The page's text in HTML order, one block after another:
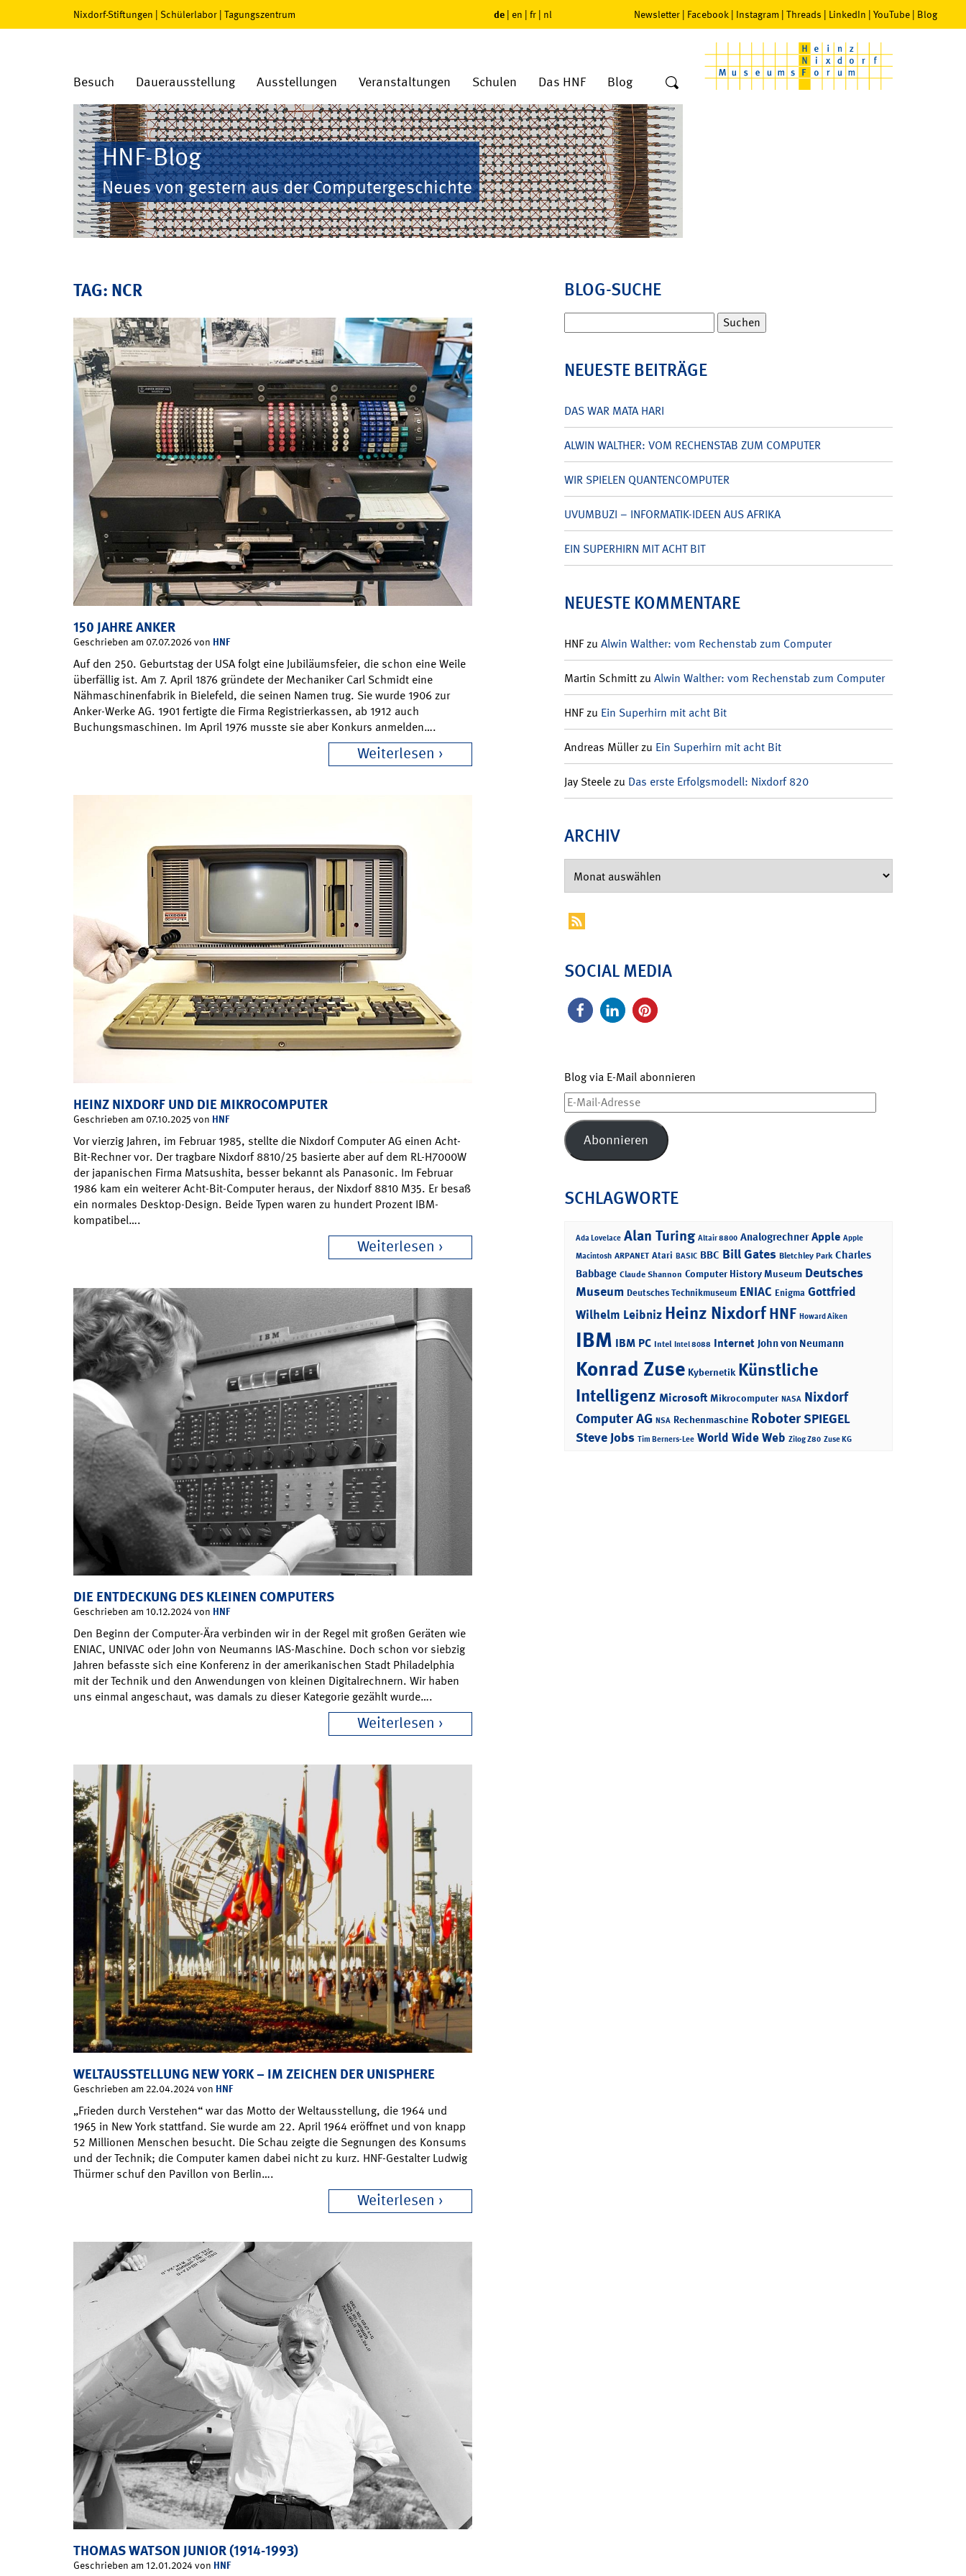
Nixdorf-Stiftungen | Schülerlabor | Tagungszentrum de | en | fr | nl Newsletter | Facebook | Instagram | Threads | LinkedIn | YouTube | Blog
Besuch Dauerausstellung Ausstellungen Veranstaltungen Schulen Das HNF Blog
HNF-Blog
Neues von gestern aus der Computergeschichte
TAG: NCR
150 JAHRE ANKER
Geschrieben am 07.07.2026 von HNF
Auf den 250. Geburtstag der USA folgt eine Jubiläumsfeier, die schon eine Weile
überfällig ist. Am 7. April 1876 gründete der Mechaniker Carl Schmidt eine
Nähmaschinenfabrik in Bielefeld, die seinen Namen trug. Sie wurde 1906 zur
Anker-Werke AG. 1901 fertigte die Firma Registrierkassen, ab 1912 auch
Buchungsmaschinen. Im April 1976 musste sie aber Konkurs anmelden….
Weiterlesen
HEINZ NIXDORF UND DIE MIKROCOMPUTER
Geschrieben am 07.10.2025 von HNF
Vor vierzig Jahren, im Februar 1985, stellte die Nixdorf Computer AG einen Acht-
Bit-Rechner vor. Der tragbare Nixdorf 8810/25 basierte aber auf dem RL-H7000W
der japanischen Firma Matsushita, besser bekannt als Panasonic. Im Februar
1986 kam ein weiterer Acht-Bit-Computer heraus, der Nixdorf 8810 M35. Er besaß
ein normales Desktop-Design. Beide Typen waren zu hundert Prozent IBM-
kompatibel….
Weiterlesen
DIE ENTDECKUNG DES KLEINEN COMPUTERS
Geschrieben am 10.12.2024 von HNF
Den Beginn der Computer-Ära verbinden wir in der Regel mit großen Geräten wie
ENIAC, UNIVAC oder John von Neumanns IAS-Maschine. Doch schon vor siebzig
Jahren befasste sich eine Konferenz in der amerikanischen Stadt Philadelphia
mit der Technik und den Anwendungen von kleinen Digitalrechnern. Wir haben
uns einmal angeschaut, was damals zu dieser Kategorie gezählt wurde….
Weiterlesen
WELTAUSSTELLUNG NEW YORK – IM ZEICHEN DER UNISPHERE
Geschrieben am 22.04.2024 von HNF
„Frieden durch Verstehen“ war das Motto der Weltausstellung, die 1964 und
1965 in New York stattfand. Sie wurde am 22. April 1964 eröffnet und von knapp
52 Millionen Menschen besucht. Die Schau zeigte die Segnungen des Konsums
und der Technik; die Computer kamen dabei nicht zu kurz. HNF-Gestalter Ludwig
Thürmer schuf den Pavillon von Berlin….
Weiterlesen
THOMAS WATSON JUNIOR (1914-1993)
Geschrieben am 12.01.2024 von HNF
BLOG-SUCHE
nach:
NEUESTE BEITRÄGE
DAS WAR MATA HARI
ALWIN WALTHER: VOM RECHENSTAB ZUM COMPUTER
WIR SPIELEN QUANTENCOMPUTER
UVUMBUZI – INFORMATIK-IDEEN AUS AFRIKA
EIN SUPERHIRN MIT ACHT BIT
NEUESTE KOMMENTARE
HNFzu Alwin Walther: vom Rechenstab zum Computer
Martin Schmittzu Alwin Walther: vom Rechenstab zum Computer
HNFzu Ein Superhirn mit acht Bit
Andreas Müllerzu Ein Superhirn mit acht Bit
Jay Steelezu Das erste Erfolgsmodell: Nixdorf 820
ARCHIV
SOCIAL MEDIA
Blog via E-Mail abonnieren
E-
Mail-
Adresse
Abonnieren
SCHLAGWORTE
Ada Lovelace Alan Turing Altair 8800 Analogrechner Apple Apple
Macintosh ARPANET Atari BASIC BBC Bill Gates Bletchley Park Charles
Babbage Claude Shannon Computer History Museum Deutsches
Museum Deutsches Technikmuseum ENIAC Enigma Gottfried
Wilhelm Leibniz Heinz NixdorfHNF Howard Aiken
IBM IBM PC Intel Intel 8088 Internet John von Neumann
Konrad Zuse Kybernetik Künstliche
Intelligenz Microsoft Mikrocomputer NASA Nixdorf
Computer AG NSA Rechenmaschine RoboterSPIEGEL
Steve Jobs Tim Berners-Lee World Wide Web Zilog Z80 Zuse KG